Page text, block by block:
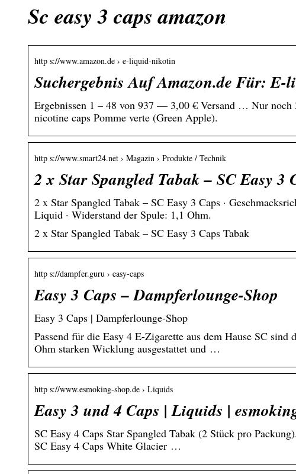
Sc easy 3 caps amazon
http s://www.amazon.de › e-liquid-nikotin
Suchergebnis Auf Amazon.de Für:
Ergebnissen 1 – 48 von 937 — 3,00 € Versand … Nur
nicotine caps Pomme verte (Green Apple).
http s://www.smart24.net › Magazin › Produkte / Technik
2 x Star Spangled Tabak – SC Easy 3
2 x Star Spangled Tabak – SC Easy 3 Caps ·
Liquid · Widerstand der Spule: 1,1 Ohm.
2 x Star Spangled Tabak – SC Easy 3 Caps Tabak
http s://dampfer.guru › easy-caps
Easy 3 Caps – Dampferlounge-Shop
Easy 3 Caps | Dampferlounge-Shop
Passend für die Easy 4 E-Zigarette aus dem Hause SC
Ohm starken Wicklung ausgestattet und …
http s://www.esmoking-shop.de › Liquids
Easy 3 und 4 Caps | Liquids |
SC Easy 4 Caps Star Spangled Tabak (2 Stück pro
SC Easy 4 Caps White Glacier …